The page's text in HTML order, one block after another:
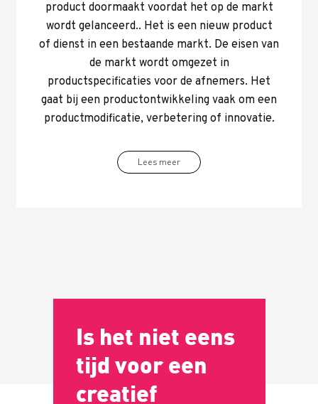
product doormaakt voordat het op de markt
wordt gelanceerd.. Het is een nieuw product
of dienst in een bestaande markt. De eisen van
de markt wordt omgezet in
productspecificaties voor de afnemers. Het
gaat bij een productontwikkeling vaak om een
productmodificatie, verbetering of innovatie.
Lees meer
Is het niet eens
tijd voor een
creatief